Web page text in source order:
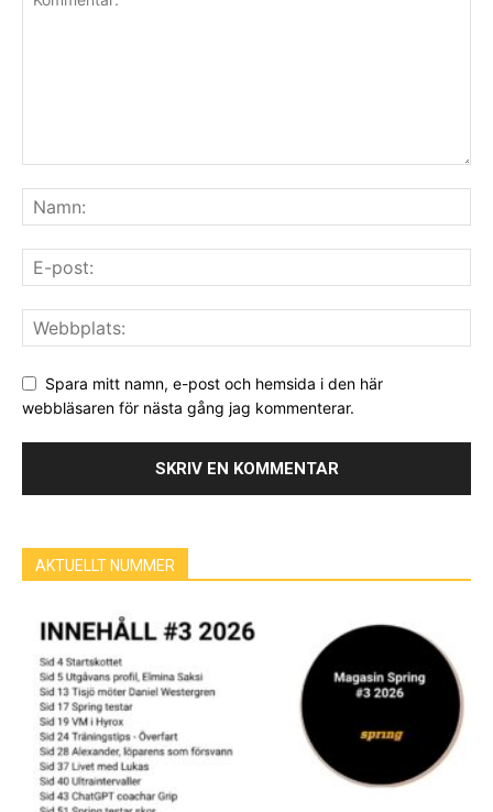
Spara mitt namn, e-post och hemsida i den här
webbläsaren för nästa gång jag kommenterar.
AKTUELLT NUMMER